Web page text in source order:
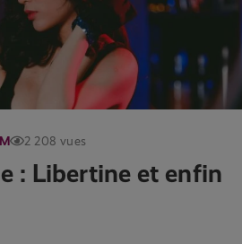
2 208 vues
: Libertine et enfin